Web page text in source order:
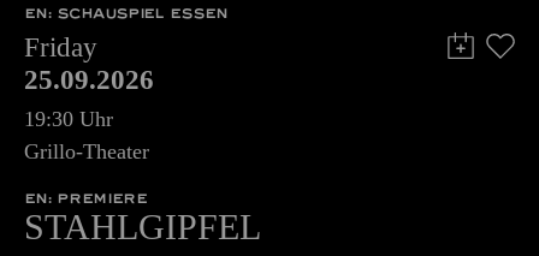
EN: SCHAUSPIEL ESSEN
Friday
25.09.2026
19:30 Uhr
Grillo-Theater
EN: PREMIERE
STAHLGIPFEL